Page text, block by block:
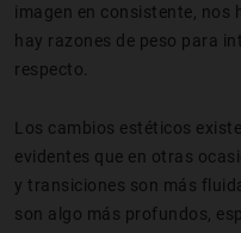
imagen en consistente, nos
hay razones de peso para
respecto.
Los cambios estéticos
evidentes que en otras
y transiciones son más
son algo más profundos,